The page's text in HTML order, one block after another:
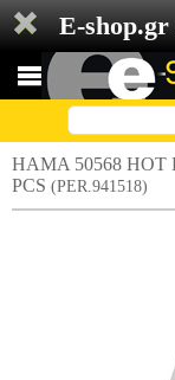
E-
HAMA 50568
PCS (PER.941518)